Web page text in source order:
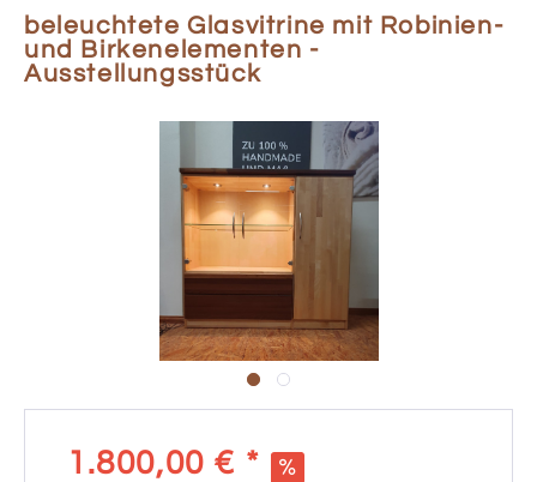
beleuchtete Glasvitrine mit Robinien-
und Birkenelementen -
Ausstellungsstück
1.800,00 € *